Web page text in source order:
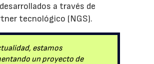
a través de
tecnológico (NGS).
estamos
un proyecto de